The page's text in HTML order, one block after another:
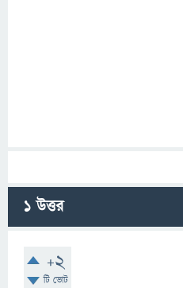
1উত্তর
+2
টি ভোট